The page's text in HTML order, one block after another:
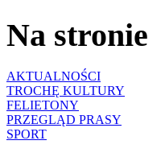
Na stronie
AKTUALNOŚCI
TROCHĘ KULTURY
FELIETONY
PRZEGLĄD PRASY
SPORT